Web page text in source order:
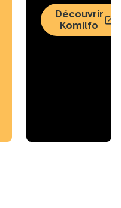
Découvrir
Komilfo